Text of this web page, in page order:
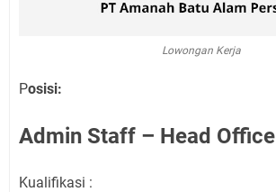
Lowongan Kerja
Posisi:
Admin Staff – Head Office
Kualifikasi :